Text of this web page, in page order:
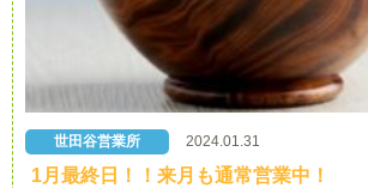
世田谷営業所 2024.01.31
1月最終日！！来月も通常営業中！